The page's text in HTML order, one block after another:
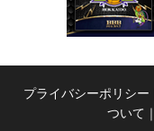
プライバシーポリシー
ついて ｜